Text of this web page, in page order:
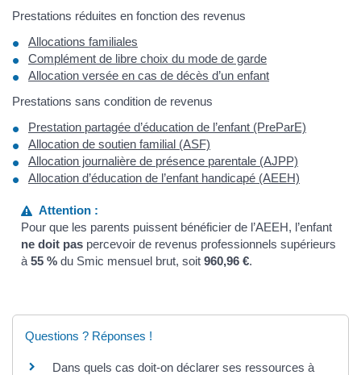
Prestations réduites en fonction des revenus
Allocations familiales
Complément de libre choix du mode de garde
Allocation versée en cas de décès d’un enfant
Prestations sans condition de revenus
Prestation partagée d’éducation de l’enfant (PreParE)
Allocation de soutien familial (ASF)
Allocation journalière de présence parentale (AJPP)
Allocation d’éducation de l’enfant handicapé (AEEH)
Attention :
Pour que les parents puissent bénéficier de l’AEEH, l’enfant
ne doit pas percevoir de revenus professionnels supérieurs
à55 % du Smic mensuel brut, soit960,96 €.
Questions ? Réponses !
Dans quels cas doit-on déclarer ses ressources à